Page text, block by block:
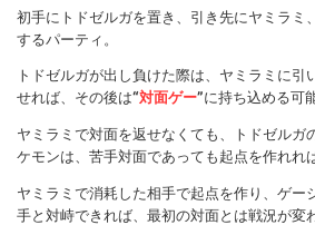
初手にトドゼルガを置き、引き先にヤミラミ
するパーティ。
トドゼルガが出し負けた際は、ヤミラミに引
せれば、その後は“対面ゲー”に持ち込める可
ヤミラミで対面を返せなくても、トドゼルガ
ケモンは、苦手対面であっても起点を作れれ
ヤミラミで消耗した相手で起点を作り、ゲー
手と対峙できれば、最初の対面とは戦況が変